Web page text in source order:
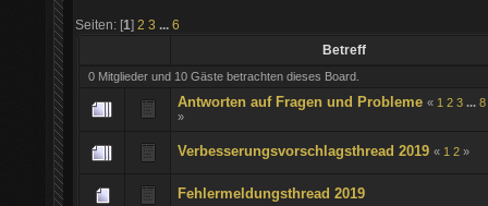
Seiten: [1] 2 3
6
Betreff
0 Mitglieder und 10 Gäste betrachten dieses Board.
Antworten auf Fragen und Probleme « 1 2 3 ...8
»
Verbesserungsvorschlagsthread 2019 « 1 2 »
Fehlermeldungsthread 2019